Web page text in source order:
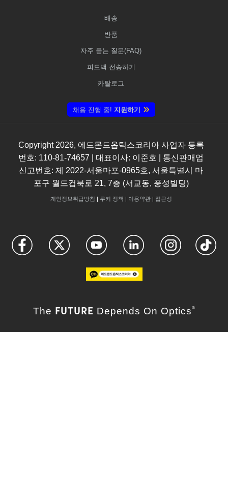
배송
반품
자주 묻는 질문(FAQ)
피드백 전송하기
카탈로그
채용 진행 중! 지원하기
Copyright 2026, 에드몬드옵틱스코리아 사업자 등록
번호: 110-81-74657 | 대표이사: 이준호 | 통신판매업
신고번호: 제 2022-서울마포-0965호, 서울특별시 마
포구 월드컵북로 21, 7층 (서교동, 풍성빌딩)
개인정보취급방침 | 쿠키 정책 | 이용약관| 접근성
The FUTURE Depends On Optics ®